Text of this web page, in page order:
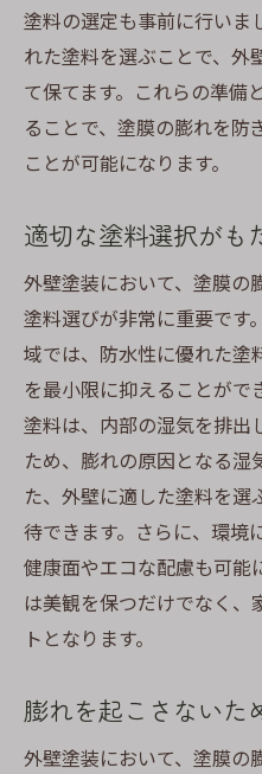
塗料の選定も事前に行いま
れた塗料を選ぶことで、外
て保てます。これらの準備
ることで、塗膜の膨れを防
ことが可能になります。
適切な塗料選択がも
外壁塗装において、塗膜の
塗料選びが非常に重要です
域では、防水性に優れた塗
を最小限に抑えることがで
塗料は、内部の湿気を排出
ため、膨れの原因となる湿
た、外壁に適した塗料を選
待できます。さらに、環境
健康面やエコな配慮も可能
は美観を保つだけでなく
トとなります。
膨れを起こさないた
外壁塗装において、塗膜の